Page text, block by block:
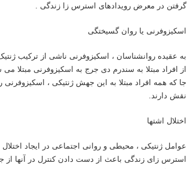
گرفتن در معرض رویدادهای استرس زا زندگی .
اسکیزوفرنی یا روان گسیختگی
از افراد مبتلا به سندرم دی جرج به اسکیزوفرنی
جا که همه افراد مبتلا به این جهش ژنتیکی ،
نقش دارند.
اختلال اشتها
عوامل ژنتیکی ، محیطی و روانی اجتماعی در ایجاد
استرس زای زندگی باعث از دست دادن کنترل در آنها از